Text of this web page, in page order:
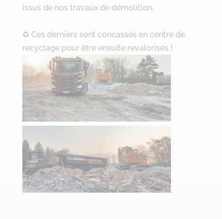
issus de nos travaux de démolition.
♻ Ces derniers sont concassés en centre de
recyclage pour être ensuite revalorisés !